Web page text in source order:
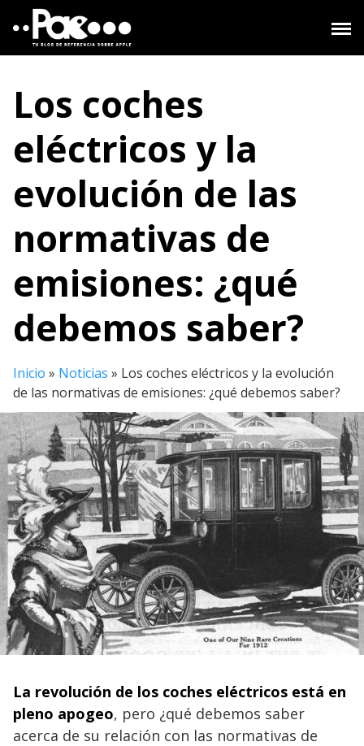
Saltar
contenido
Los coches
eléctricos y la
evolución de las
normativas de
emisiones: ¿qué
debemos saber?
Inicio » Noticias » Los coches eléctricos y la evolución
de las normativas de emisiones: ¿qué debemos saber?
La revolución de los coches eléctricos está en
pleno apogeo, pero ¿qué debemos saber
acerca de su relación con las normativas de